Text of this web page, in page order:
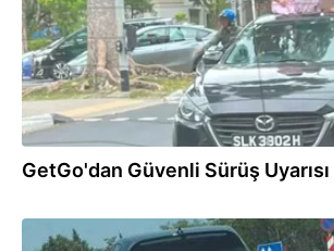
GetGo'dan Güvenli Sürüş Uyarısı
03.08.2026